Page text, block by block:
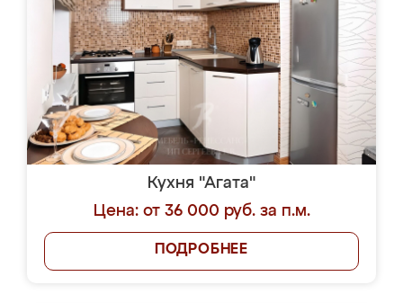
Кухня "Агата"
Цена: от 36 000 руб. за п.м.
ПОДРОБНЕЕ